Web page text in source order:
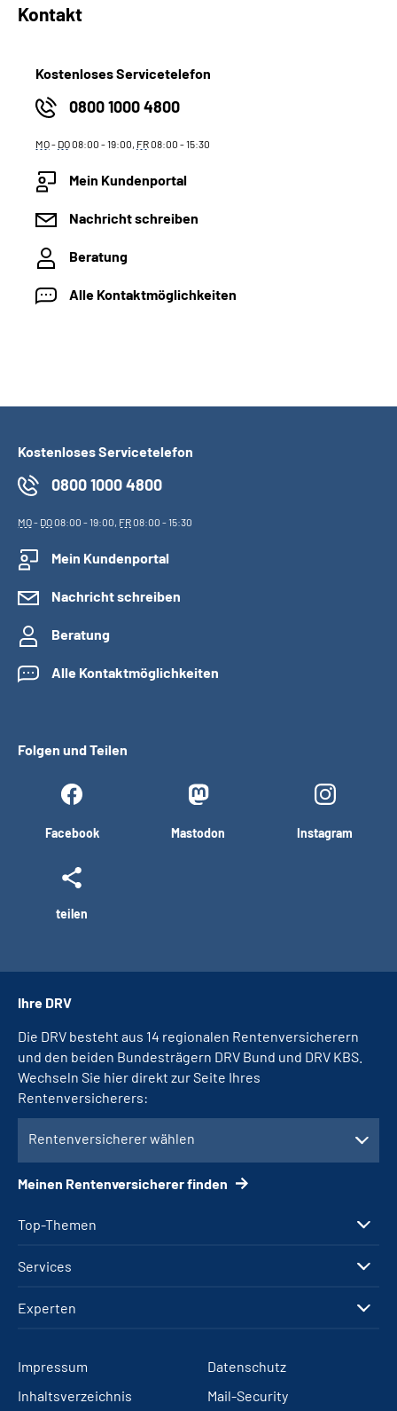
Kontakt
Kostenloses Servicetelefon
0800 1000 4800
MO- DO08:00 - 19:00, FR08:00 - 15:30
Mein Kundenportal
Nachricht schreiben
Beratung
Alle Kontaktmöglichkeiten
Kostenloses Servicetelefon
0800 1000 4800
MO- DO08:00 - 19:00, FR08:00 - 15:30
Mein Kundenportal
Nachricht schreiben
Beratung
Alle Kontaktmöglichkeiten
Folgen und Teilen
Facebook Mastodon Instagram
teilen
Top-Themen
Services
Experten
Ihre DRV
Die DRV besteht aus 14 regionalen Rentenversicherern
und den beiden Bundesträgern DRV Bund und DRV KBS.
Wechseln Sie hier direkt zur Seite Ihres
Rentenversicherers:
Rentenversicherer wählen
Meinen Rentenversicherer finden
Impressum
Datenschutz
Inhaltsverzeichnis
Mail-Security